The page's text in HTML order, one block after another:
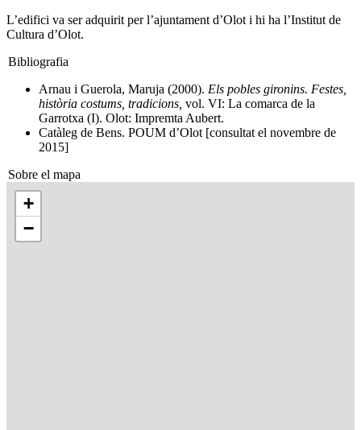
L’edifici va ser adquirit per l’ajuntament d’Olot i hi ha l’Institut de
Cultura d’Olot.
Bibliografia
Arnau i Guerola, Maruja (2000). Els pobles gironins. Festes,
història costums, tradicions, vol. VI: La comarca de la
Garrotxa (I). Olot: Impremta Aubert.
Catàleg de Bens. POUM d’Olot [consultat el novembre de
2015]
Sobre el mapa
+
−